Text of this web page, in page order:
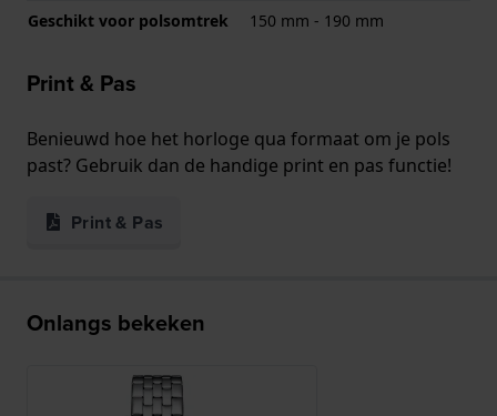
Geschikt voor polsomtrek
150 mm - 190 mm
Print & Pas
Benieuwd hoe het horloge qua formaat om je pols
past? Gebruik dan de handige print en pas functie!
Print & Pas
Onlangs bekeken